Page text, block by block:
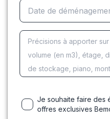
Je souhaite faire des
offres exclusives